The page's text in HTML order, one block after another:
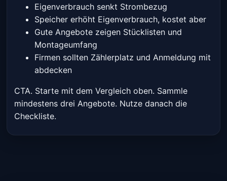
Eigenverbrauch senkt Strombezug
Speicher erhöht Eigenverbrauch, kostet aber
Gute Angebote zeigen Stücklisten und
Montageumfang
Firmen sollten Zählerplatz und Anmeldung mit
abdecken
CTA. Starte mit dem Vergleich oben. Sammle
mindestens drei Angebote. Nutze danach die
Checkliste.